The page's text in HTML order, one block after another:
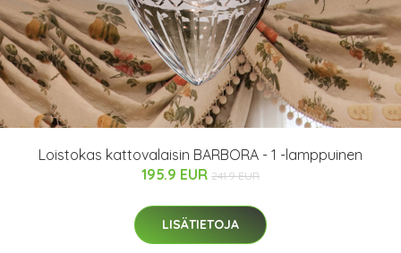
Loistokas kattovalaisin BARBORA - 1 -lamppuinen
195.9 EUR 241.9 EUR
LISÄTIETOJA